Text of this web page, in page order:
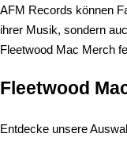
AFM Records können
ihrer Musik, sondern
Fleetwood Mac Merch
Fleetwood
Entdecke unsere